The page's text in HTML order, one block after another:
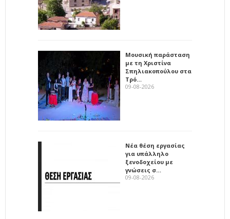
Μουσική παράσταση
με τη Χριστίνα
Σπηλιακοπούλου στα
Τρό…
09-08-2026
Νέα θέση εργασίας
για υπάλληλο
ξενοδοχείου με
γνώσεις σ…
09-08-2026